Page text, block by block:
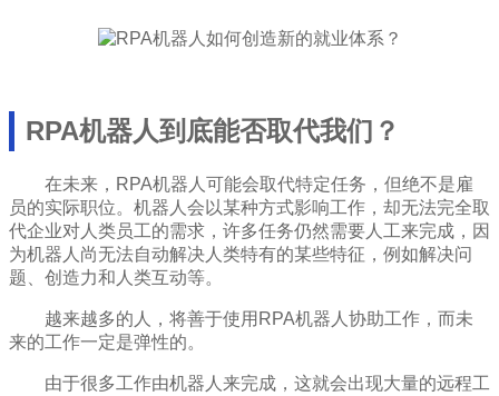
RPA机器人到底能否取代我们？
在未来，RPA机器人可能会取代特定任务，但绝不是雇
员的实际职位。机器人会以某种方式影响工作，却无法完全取
代企业对人类员工的需求，许多任务仍然需要人工来完成，因
为机器人尚无法自动解决人类特有的某些特征，例如解决问
题、创造力和人类互动等。
越来越多的人，将善于使用RPA机器人协助工作，而未
来的工作一定是弹性的。
由于很多工作由机器人来完成，这就会出现大量的远程工